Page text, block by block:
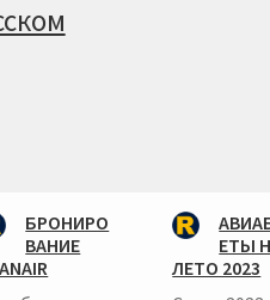
БРОНИРО
ВАНИЕ
ЕТЫ
ЛЕТО 2023